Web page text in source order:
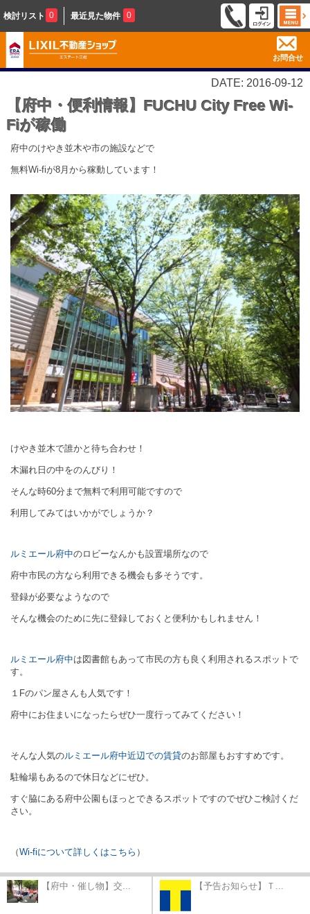
検討リスト 0 最近見た物件 0
お問合せ
DATE: 2016-09-12
【府中・便利情報】FUCHU City Free Wi-
Fiが稼働
府中のけやき並木や市の施設などで
無料Wi-fiが8月から稼動しています！
けやき並木で誰かと待ち合わせ！
木漏れ日の中をのんびり！
そんな時60分まで無料で利用可能ですので
利用してみてはいかがでしょうか？
ルミエール府中のロビーなんかも設置場所なので
府中市民の方なら利用できる機会も多そうです。
登録が必要なようなので
そんな機会のために先に登録しておくと便利かもしれません！
ルミエール府中は図書館もあって市民の方も良く利用されるスポットで
す。
１Fのパン屋さんも人気です！
府中にお住まいになったらぜひ一度行ってみてください！
そんな人気のルミエール府中近辺での賃貸のお部屋もおすすめです。
駐輪場もあるので休日などにぜひ。
すぐ脇にある府中公園もほっとできるスポットですのでぜひご検討くだ
さい。
（Wi-fiについて詳しくはこちら ）
【府中・催し物】交... 【予告お知らせ】Ｔ...